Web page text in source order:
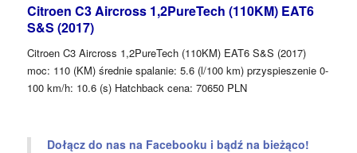
Citroen C3 Aircross 1,2PureTech (110KM) EAT6
S&S (2017)
Citroen C3 Aircross 1,2PureTech (110KM) EAT6 S&S (2017)
moc: 110 (KM) średnie spalanie: 5.6 (l/100 km) przyspieszenie 0-
100 km/h: 10.6 (s) Hatchback cena: 70650 PLN
Dołącz do nas na Facebooku i bądź na bieżąco!